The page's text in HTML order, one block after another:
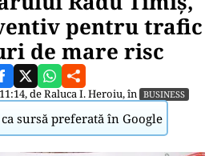
pentru trafic
de mare risc
deRaluca I. Heroiu, în BUSINESS
sursă preferată în Google